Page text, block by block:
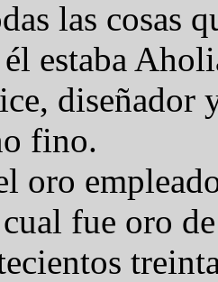
las cosas
estaba
diseñador
fino.
oro
fue oro